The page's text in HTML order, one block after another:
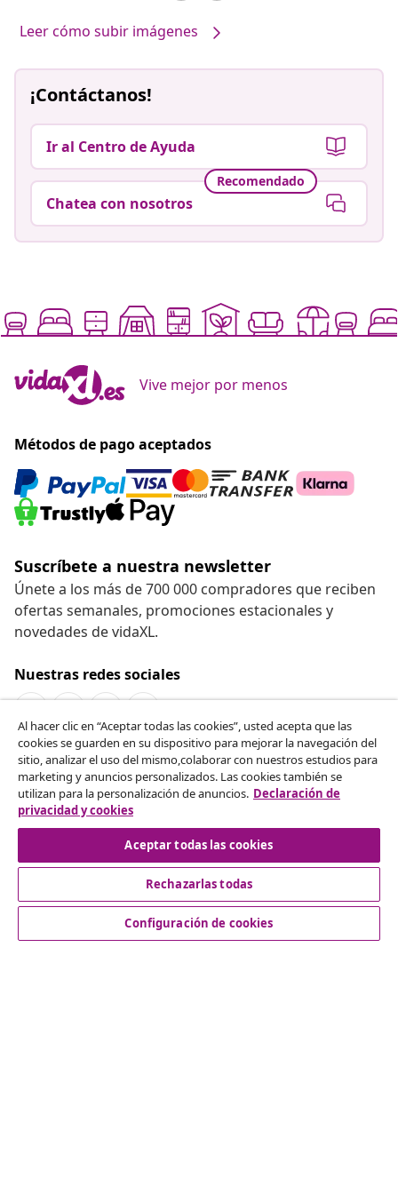
Leer cómo subir imágenes
¡Contáctanos!
Ir al Centro de Ayuda
Recomendado
Chatea con nosotros
Vive mejor por menos
Métodos de pago aceptados
Suscríbete a nuestra newsletter
Únete a los más de 700 000 compradores que reciben
ofertas semanales, promociones estacionales y
novedades de vidaXL.
Nuestras redes sociales
Desistir del contrato
Solicita la cancelación de tu pedido.
Desistir del contrato
Servicio al Cliente
Al hacer clic en “Aceptar todas las cookies”, usted acepta que las
cookies se guarden en su dispositivo para mejorar la navegación del
sitio, analizar el uso del mismo,colaborar con nuestros estudios para
marketing y anuncios personalizados. Las cookies también se
utilizan para la personalización de anuncios. Declaración de
privacidad y cookies
Aceptar todas las cookies
Rechazarlas todas
Configuración de cookies